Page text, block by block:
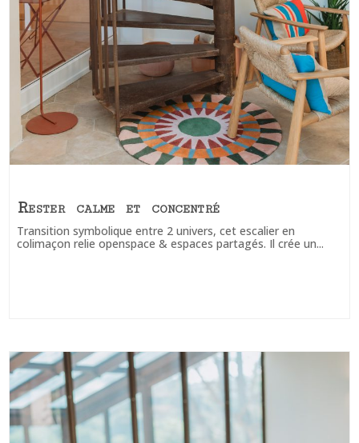
Rester calme et concentré
Transition symbolique entre 2 univers, cet escalier en
colimaçon relie openspace & espaces partagés. Il crée un...